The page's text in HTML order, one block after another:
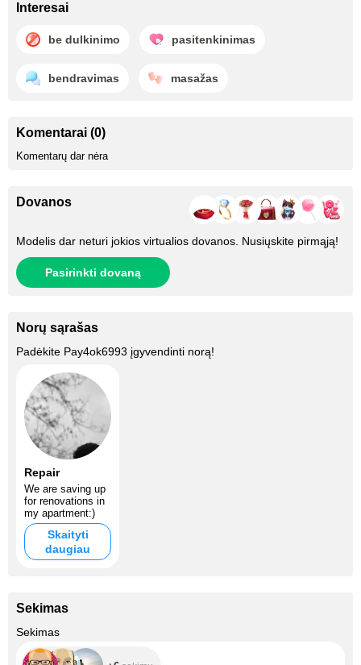
Interesai
be dulkinimo pasitenkinimas
bendravimas masažas
Komentarai (0)
Komentarų dar nėra
Dovanos
Modelis dar neturi jokios virtualios dovanos. Nusiųskite pirmąją!
Pasirinkti dovaną
Norų sąrašas
Padėkite Pay4ok6993 įgyvendinti norą!
Repair
We are saving up
for renovations in
my apartment:)
Skaityti
daugiau
Sekimas
Sekimas